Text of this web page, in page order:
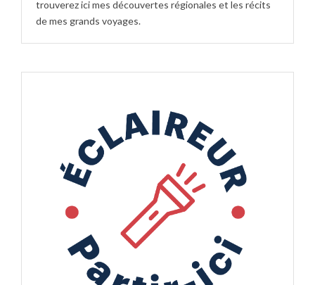
trouverez ici mes découvertes régionales et les récits
de mes grands voyages.